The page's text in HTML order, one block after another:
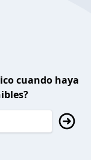
cuando haya